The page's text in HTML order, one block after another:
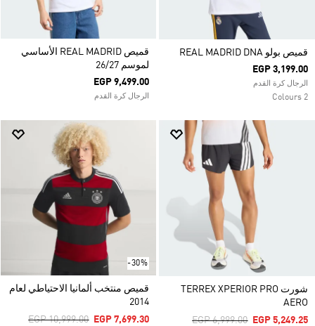
قميص بولو REAL MADRID DNA
EGP 3,199.00
الرجال كرة القدم
2 Colours
قميص REAL MADRID الأساسي
لموسم 26/27
EGP 9,499.00
الرجال كرة القدم
شورت TERREX XPERIOR PRO
AERO
Price Reduced From
EGP 6,999.00ToEGP 5,249.25
-30%
قميص منتخب ألمانيا الاحتياطي لعام
2014
Price Reduced From
EGP 10,999.00ToEGP 7,699.30